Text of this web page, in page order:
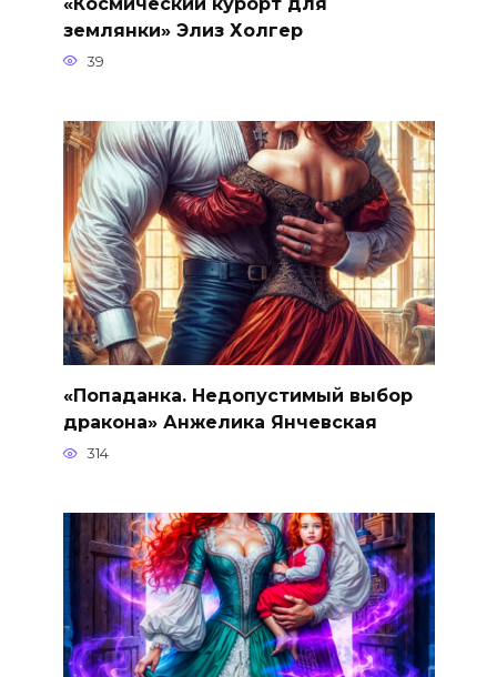
землянки» Элиз Холгер
39
«Попаданка. Недопустимый выбор
дракона» Анжелика Янчевская
314